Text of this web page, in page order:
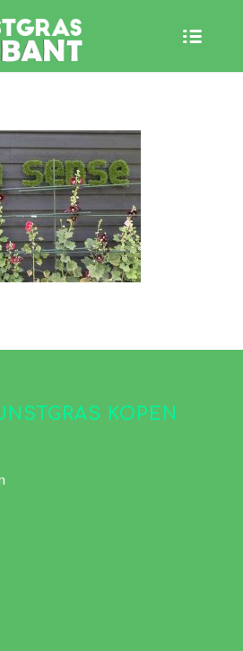
KOPEN